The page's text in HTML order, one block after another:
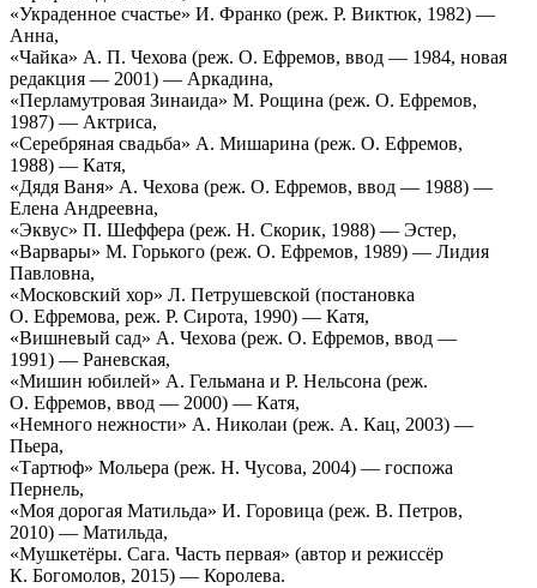
«Украденное счастье» И. Франко (реж. Р. Виктюк, 1982) —
Анна,
«Чайка» А. П. Чехова (реж. О. Ефремов, ввод — 1984, новая
редакция — 2001) — Аркадина,
«Перламутровая Зинаида» М. Рощина (реж. О. Ефремов,
1987) — Актриса,
«Серебряная свадьба» А. Мишарина (реж. О. Ефремов,
1988) — Катя,
«Дядя Ваня» А. Чехова (реж. О. Ефремов, ввод — 1988) —
Елена Андреевна,
«Эквус» П. Шеффера (реж. Н. Скорик, 1988) — Эстер,
«Варвары» М. Горького (реж. О. Ефремов, 1989) — Лидия
Павловна,
«Московский хор» Л. Петрушевской (постановка
О. Ефремова, реж. Р. Сирота, 1990) — Катя,
«Вишневый сад» А. Чехова (реж. О. Ефремов, ввод —
1991) — Раневская,
«Мишин юбилей» А. Гельмана и Р. Нельсона (реж.
О. Ефремов, ввод — 2000) — Катя,
«Немного нежности» А. Николаи (реж. А. Кац, 2003) —
Пьера,
«Тартюф» Мольера (реж. Н. Чусова, 2004) — госпожа
Пернель,
«Моя дорогая Матильда» И. Горовица (реж. В. Петров,
2010) — Матильда,
«Мушкетёры. Сага. Часть первая» (автор и режиссёр
К. Богомолов, 2015) — Королева.